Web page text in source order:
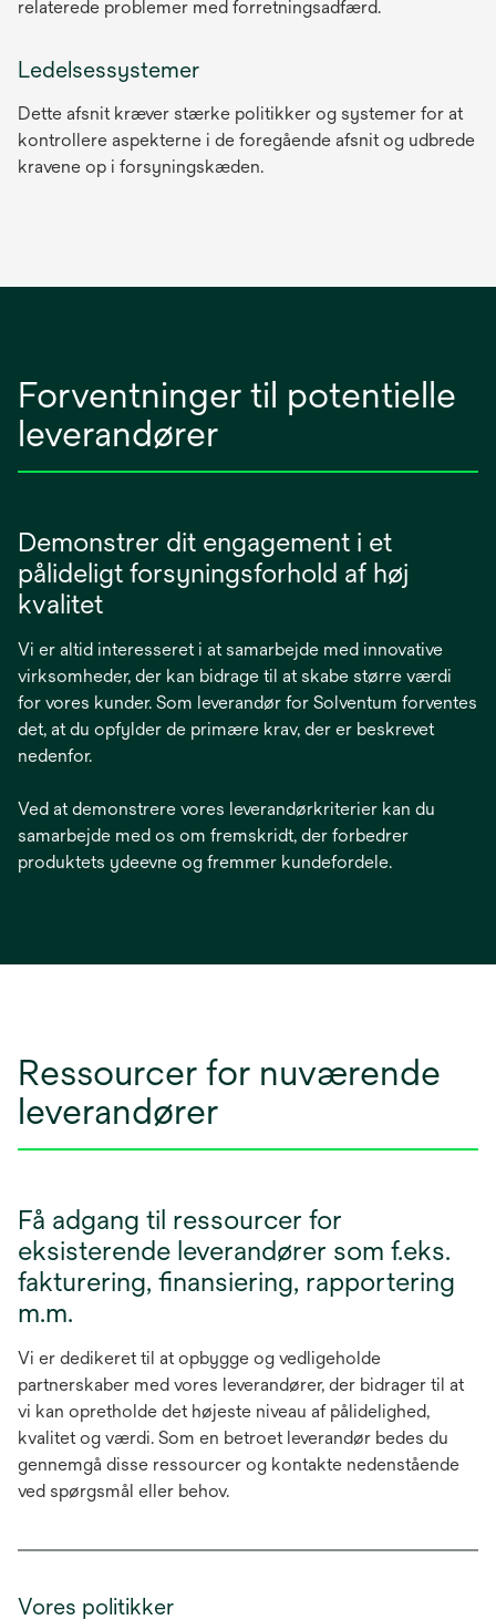
relaterede problemer med forretningsadfærd.
Ledelsessystemer
Dette afsnit kræver stærke politikker og systemer for at
kontrollere aspekterne i de foregående afsnit og udbrede
kravene op i forsyningskæden.
Forventninger til potentielle
leverandører
Demonstrer dit engagement i et
pålideligt forsyningsforhold af høj
kvalitet
Vi er altid interesseret i at samarbejde med innovative
virksomheder, der kan bidrage til at skabe større værdi
for vores kunder. Som leverandør for Solventum forventes
det, at du opfylder de primære krav, der er beskrevet
nedenfor.
Ved at demonstrere vores leverandørkriterier kan du
samarbejde med os om fremskridt, der forbedrer
produktets ydeevne og fremmer kundefordele.
Ressourcer for nuværende
leverandører
Få adgang til ressourcer for
eksisterende leverandører som f.eks.
fakturering, finansiering, rapportering
m.m.
Vi er dedikeret til at opbygge og vedligeholde
partnerskaber med vores leverandører, der bidrager til at
vi kan opretholde det højeste niveau af pålidelighed,
kvalitet og værdi. Som en betroet leverandør bedes du
gennemgå disse ressourcer og kontakte nedenstående
ved spørgsmål eller behov.
Vores politikker